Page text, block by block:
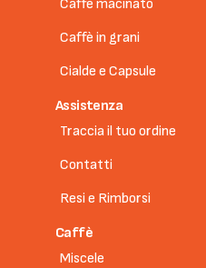
Caffè macinato
Caffè in grani
Cialde e Capsule
Assistenza
Traccia il tuo ordine
Contatti
Resi e Rimborsi
Caffè
Miscele